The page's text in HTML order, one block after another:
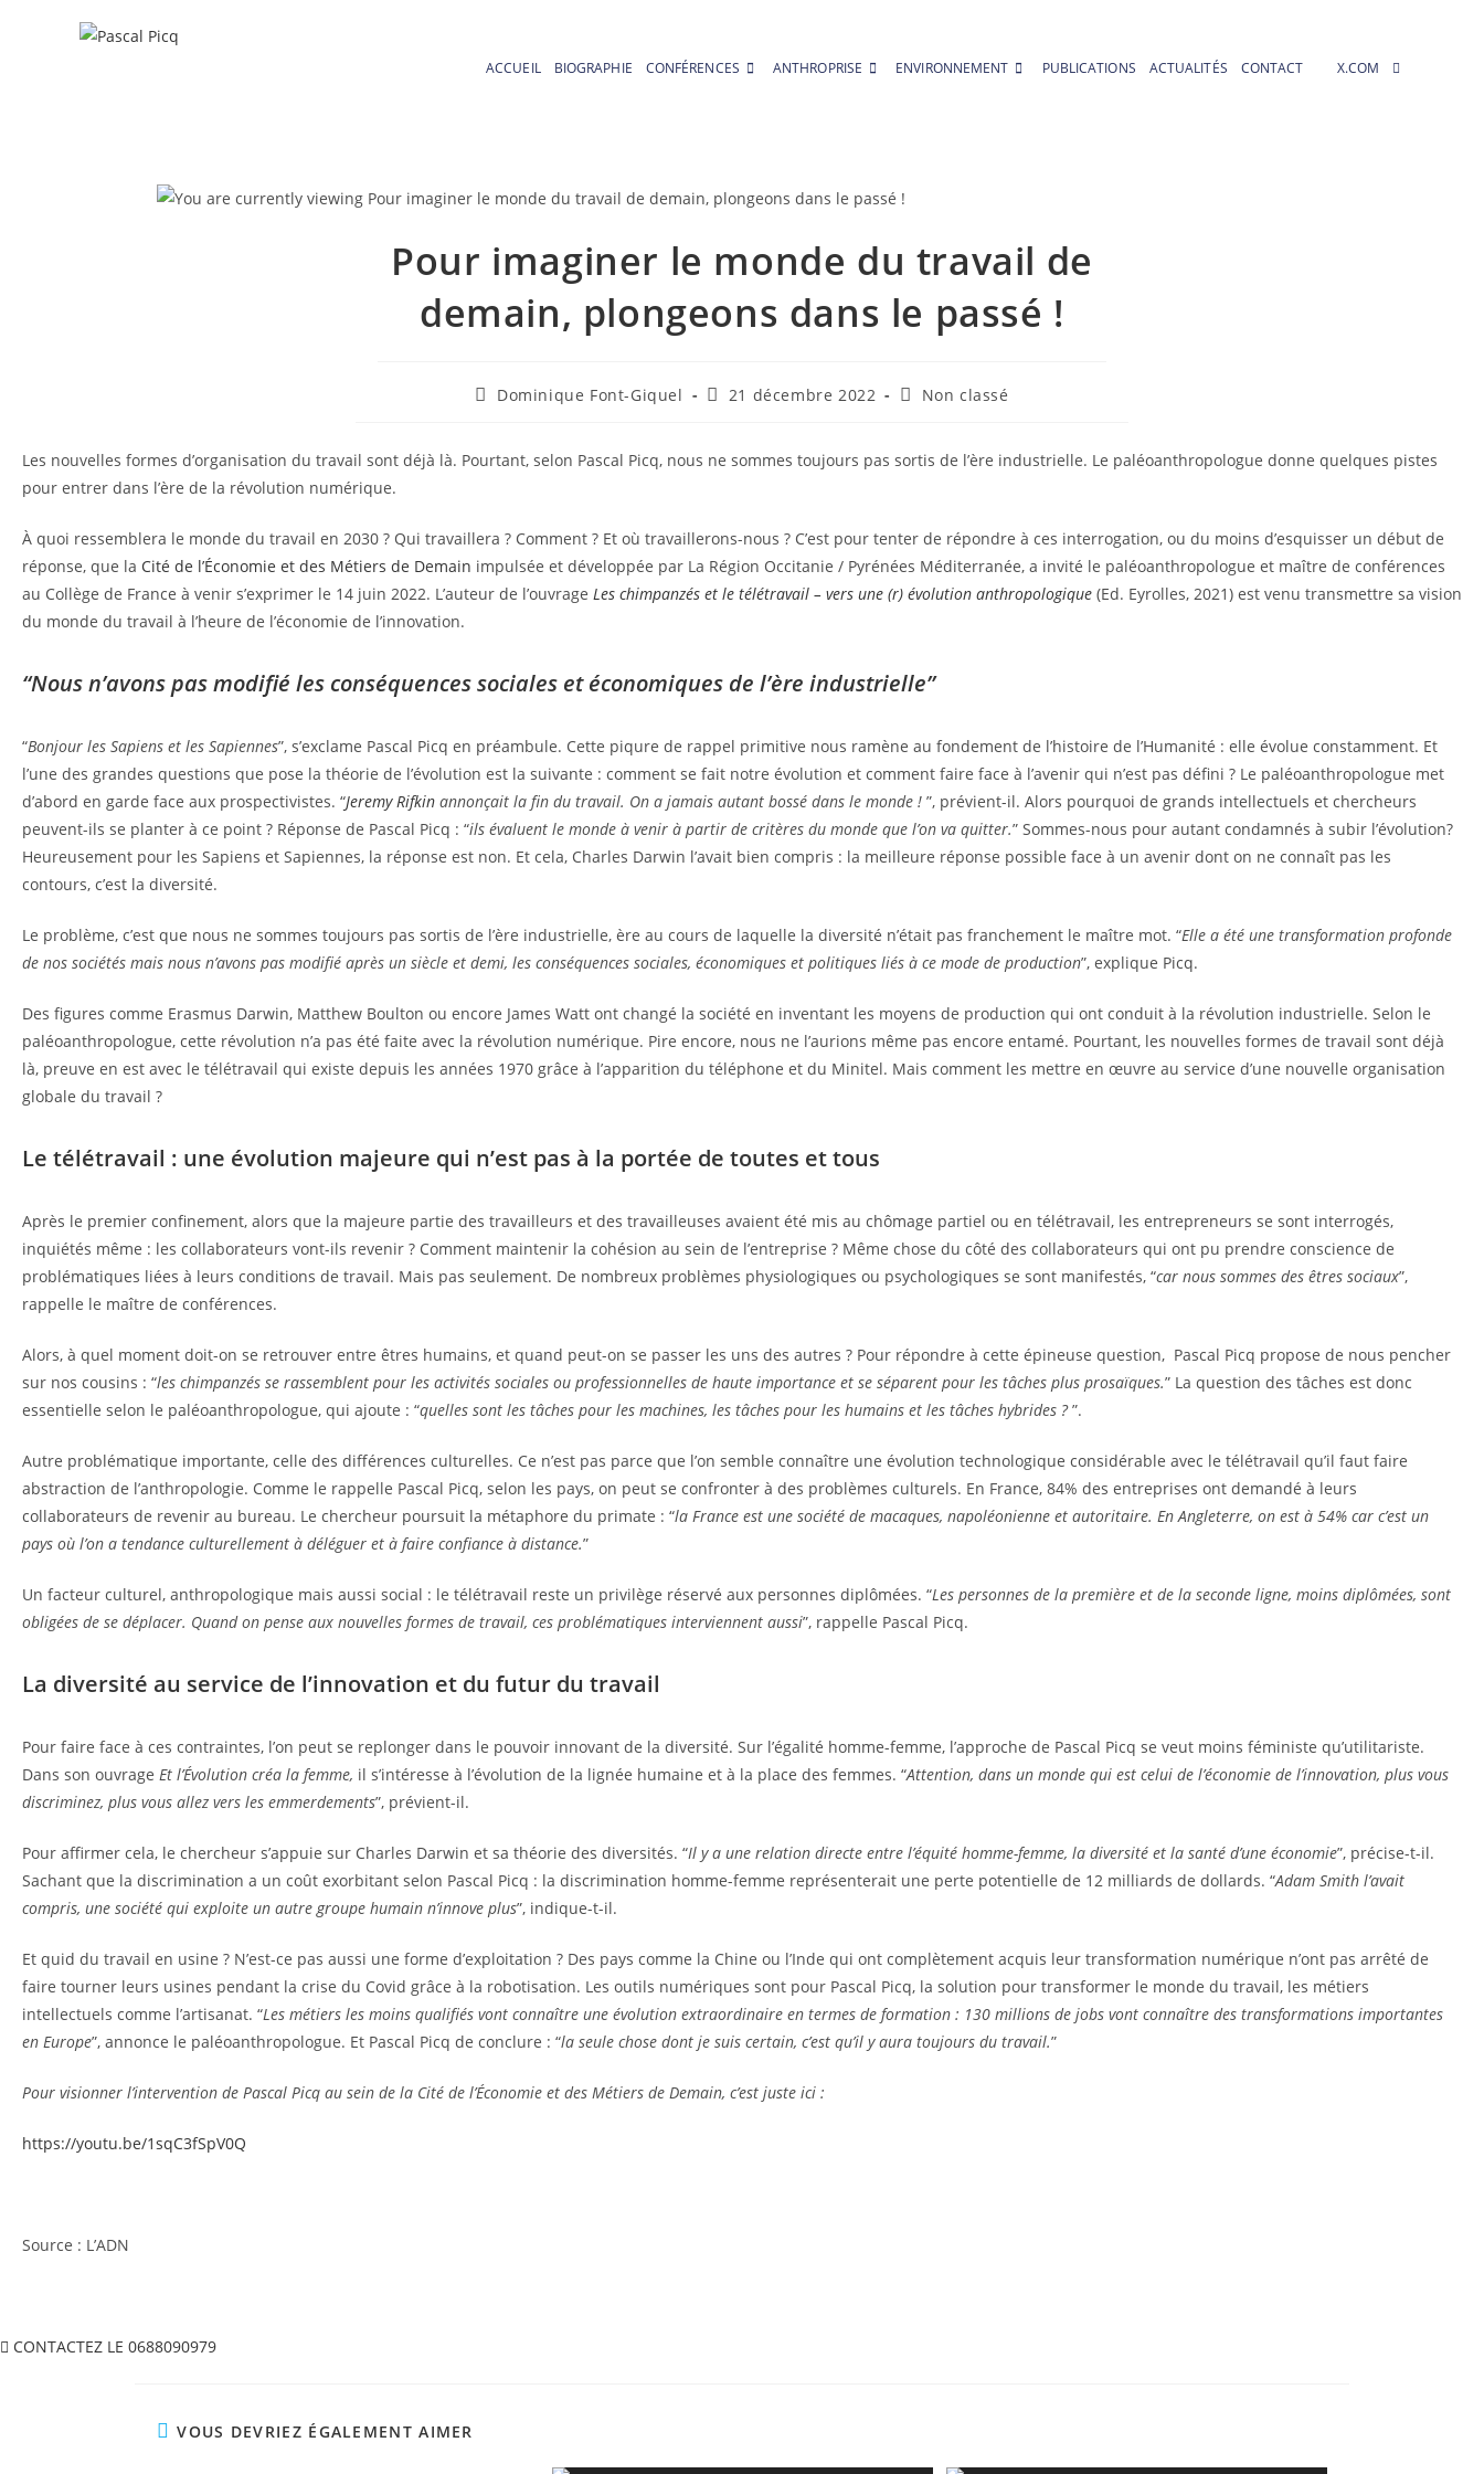
ACCUEIL BIOGRAPHIE CONFÉRENCES ANTHROPRISE ENVIRONNEMENT PUBLICATIONS ACTUALITÉS CONTACT X.COM Toggle
Pour imaginer le monde du travail de
demain, plongeons dans le passé !
Auteur/autrice
publication :
Dominique Font-Giquel
Publication
21 décembre 2022
PostNon classé
Les nouvelles formes d’organisation du travail sont déjà là. Pourtant, selon Pascal Picq, nous ne sommes toujours pas sortis de l’ère industrielle. Le paléoanthropologue donne quelques pistes
pour entrer dans l’ère de la révolution numérique.
À quoi ressemblera le monde du travail en 2030 ? Qui travaillera ? Comment ? Et où travaillerons-nous ? C’est pour tenter de répondre à ces interrogation, ou du moins d’esquisser un début de
réponse, que la Cité de l’Économie et des Métiers de Demain impulsée et développée par La Région Occitanie / Pyrénées Méditerranée, a invité le paléoanthropologue et maître de conférences
au Collège de France à venir s’exprimer le 14 juin 2022. L’auteur de l’ouvrage Les chimpanzés et le télétravail – vers une (r) évolution anthropologique (Ed. Eyrolles, 2021) est venu transmettre sa vision
du monde du travail à l’heure de l’économie de l’innovation.
“Nous n’avons pas modifié les conséquences sociales et économiques de l’ère industrielle”
“Bonjour les Sapiens et les Sapiennes”, s’exclame Pascal Picq en préambule. Cette piqure de rappel primitive nous ramène au fondement de l’histoire de l’Humanité : elle évolue constamment. Et
l’une des grandes questions que pose la théorie de l’évolution est la suivante : comment se fait notre évolution et comment faire face à l’avenir qui n’est pas défini ? Le paléoanthropologue met
d’abord en garde face aux prospectivistes. “Jeremy Rifkin annonçait la fin du travail. On a jamais autant bossé dans le monde ! ”, prévient-il. Alors pourquoi de grands intellectuels et chercheurs
peuvent-ils se planter à ce point ? Réponse de Pascal Picq : “ils évaluent le monde à venir à partir de critères du monde que l’on va quitter.” Sommes-nous pour autant condamnés à subir l’évolution?
Heureusement pour les Sapiens et Sapiennes, la réponse est non. Et cela, Charles Darwin l’avait bien compris : la meilleure réponse possible face à un avenir dont on ne connaît pas les
contours, c’est la diversité.
Le problème, c’est que nous ne sommes toujours pas sortis de l’ère industrielle, ère au cours de laquelle la diversité n’était pas franchement le maître mot. “Elle a été une transformation profonde
de nos sociétés mais nous n’avons pas modifié après un siècle et demi, les conséquences sociales, économiques et politiques liés à ce mode de production”, explique Picq.
Des figures comme Erasmus Darwin, Matthew Boulton ou encore James Watt ont changé la société en inventant les moyens de production qui ont conduit à la révolution industrielle. Selon le
paléoanthropologue, cette révolution n’a pas été faite avec la révolution numérique. Pire encore, nous ne l’aurions même pas encore entamé. Pourtant, les nouvelles formes de travail sont déjà
là, preuve en est avec le télétravail qui existe depuis les années 1970 grâce à l’apparition du téléphone et du Minitel. Mais comment les mettre en œuvre au service d’une nouvelle organisation
globale du travail ?
Le télétravail : une évolution majeure qui n’est pas à la portée de toutes et tous
Après le premier confinement, alors que la majeure partie des travailleurs et des travailleuses avaient été mis au chômage partiel ou en télétravail, les entrepreneurs se sont interrogés,
inquiétés même : les collaborateurs vont-ils revenir ? Comment maintenir la cohésion au sein de l’entreprise ? Même chose du côté des collaborateurs qui ont pu prendre conscience de
problématiques liées à leurs conditions de travail. Mais pas seulement. De nombreux problèmes physiologiques ou psychologiques se sont manifestés, “car nous sommes des êtres sociaux”,
rappelle le maître de conférences.
Alors, à quel moment doit-on se retrouver entre êtres humains, et quand peut-on se passer les uns des autres ? Pour répondre à cette épineuse question, Pascal Picq propose de nous pencher
sur nos cousins : “les chimpanzés se rassemblent pour les activités sociales ou professionnelles de haute importance et se séparent pour les tâches plus prosaïques.” La question des tâches est donc
essentielle selon le paléoanthropologue, qui ajoute : “quelles sont les tâches pour les machines, les tâches pour les humains et les tâches hybrides ?”.
Autre problématique importante, celle des différences culturelles. Ce n’est pas parce que l’on semble connaître une évolution technologique considérable avec le télétravail qu’il faut faire
abstraction de l’anthropologie. Comme le rappelle Pascal Picq, selon les pays, on peut se confronter à des problèmes culturels. En France, 84% des entreprises ont demandé à leurs
collaborateurs de revenir au bureau. Le chercheur poursuit la métaphore du primate : “la France est une société de macaques, napoléonienne et autoritaire. En Angleterre, on est à 54% car c’est un
pays où l’on a tendance culturellement à déléguer et à faire confiance à distance.”
Un facteur culturel, anthropologique mais aussi social : le télétravail reste un privilège réservé aux personnes diplômées. “Les personnes de la première et de la seconde ligne, moins diplômées, sont
obligées de se déplacer. Quand on pense aux nouvelles formes de travail, ces problématiques interviennent aussi”, rappelle Pascal Picq.
La diversité au service de l’innovation et du futur du travail
Pour faire face à ces contraintes, l’on peut se replonger dans le pouvoir innovant de la diversité. Sur l’égalité homme-femme, l’approche de Pascal Picq se veut moins féministe qu’utilitariste.
Dans son ouvrage Et l’Évolution créa la femme, il s’intéresse à l’évolution de la lignée humaine et à la place des femmes. “Attention, dans un monde qui est celui de l’économie de l’innovation, plus vous
discriminez, plus vous allez vers les emmerdements”, prévient-il.
Pour affirmer cela, le chercheur s’appuie sur Charles Darwin et sa théorie des diversités. “Il y a une relation directe entre l’équité homme-femme, la diversité et la santé d’une économie”, précise-t-il.
Sachant que la discrimination a un coût exorbitant selon Pascal Picq : la discrimination homme-femme représenterait une perte potentielle de 12 milliards de dollards. “Adam Smith l’avait
compris, une société qui exploite un autre groupe humain n’innove plus”, indique-t-il.
Et quid du travail en usine ? N’est-ce pas aussi une forme d’exploitation ? Des pays comme la Chine ou l’Inde qui ont complètement acquis leur transformation numérique n’ont pas arrêté de
faire tourner leurs usines pendant la crise du Covid grâce à la robotisation. Les outils numériques sont pour Pascal Picq, la solution pour transformer le monde du travail, les métiers
intellectuels comme l’artisanat. “Les métiers les moins qualifiés vont connaître une évolution extraordinaire en termes de formation : 130 millions de jobs vont connaître des transformations importantes
en Europe”, annonce le paléoanthropologue. Et Pascal Picq de conclure : “la seule chose dont je suis certain, c’est qu’il y aura toujours du travail.”
Pour visionner l’intervention de Pascal Picq au sein de la Cité de l’Économie et des Métiers de Demain, c’est juste ici :
https://youtu.be/1sqC3fSpV0Q
Source : L’ADN
CONTACTEZ LE 0688090979
VOUS DEVRIEZ ÉGALEMENT AIMER